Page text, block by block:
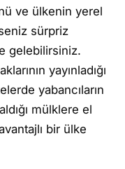
ve ülkenin yerel
sürpriz
gelebilirsiniz.
yayınladığı
yabancıların
mülklere el
bir ülke